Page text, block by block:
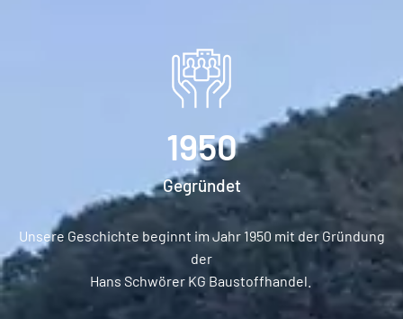
Gegründet
1950
Unsere Geschichte beginnt im Jahr 1950 mit der Gründung
der
Hans Schwörer KG Baustoffhandel.